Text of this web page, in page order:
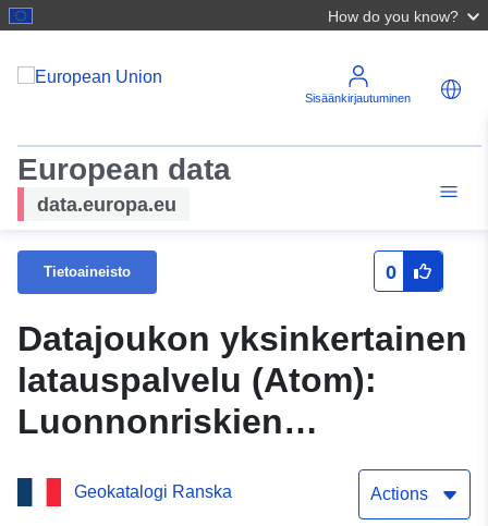
How do you know?
Sisäänkirjautuminen
European data
data.europa.eu
Tietoaineisto 0
Datajoukon yksinkertainen
latauspalvelu (Atom):
Luonnonriskien
ehkäisemistä koskevan
suunnitelman (PPRN)
Geokatalogi Ranska Actions